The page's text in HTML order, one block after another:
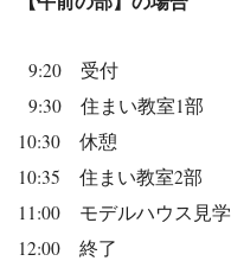
9:20 受付
9:30 住まい教室1部
10:30 休憩
10:35 住まい教室2部
11:00 モデルハウス見学
12:00 終了